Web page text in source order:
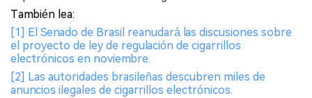
También lea:
[1] El Senado de Brasil reanudará las discusiones sobre
el proyecto de ley de regulación de cigarrillos
electrónicos en noviembre.
[2] Las autoridades brasileñas descubren miles de
anuncios ilegales de cigarrillos electrónicos.